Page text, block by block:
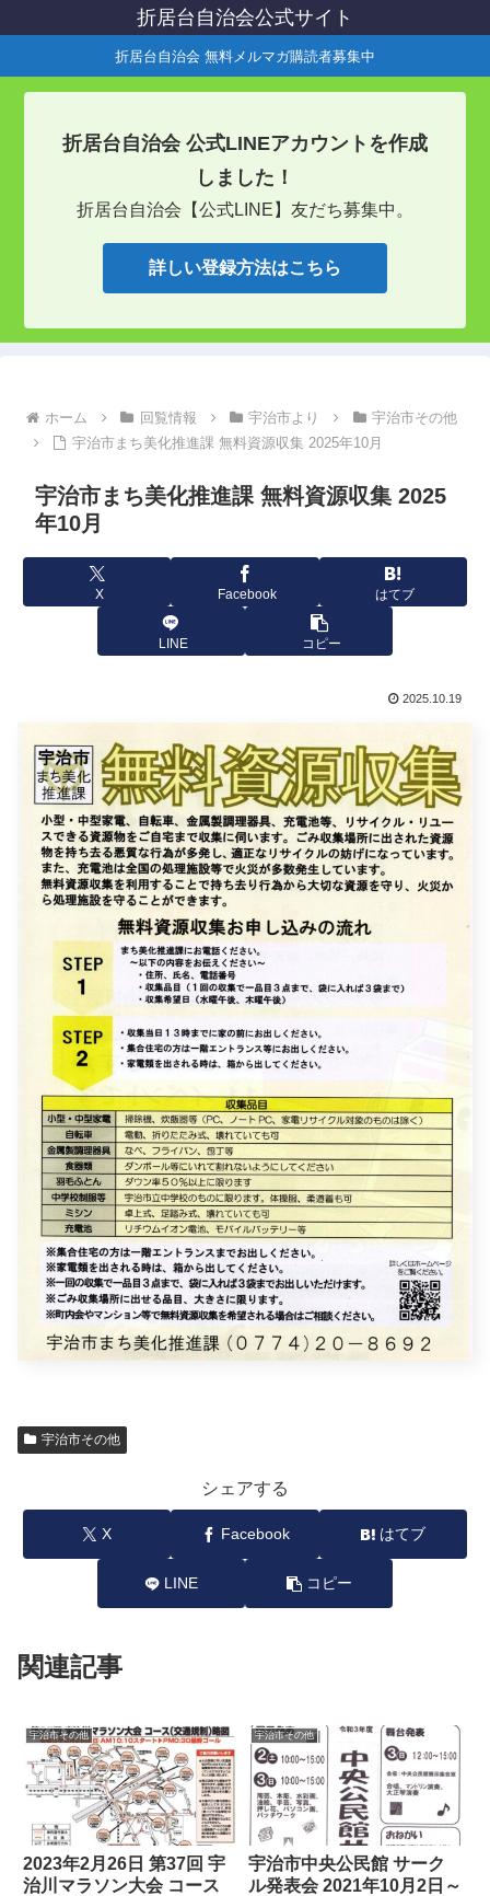
折居台自治会公式サイト
折居台自治会 無料メルマガ購読者募集中
折居台自治会 公式LINEアカウントを作成
しました！
折居台自治会【公式LINE】友だち募集中。
詳しい登録方法はこちら
ホーム 回覧情報 宇治市より
宇治市その他
宇治市まち美化推進課 無料資源収集 2025年10月
宇治市まち美化推進課 無料資源収集 2025
年10月
X Facebook はてブ
LINE コピー
2025.10.19
宇治市その他
シェアする
X Facebook はてブ
LINE コピー
関連記事
宇治市その他
2023年2月26日 第37回 宇
治川マラソン大会 コース
宇治市その他
宇治市中央公民館 サーク
ル発表会 2021年10月2日～